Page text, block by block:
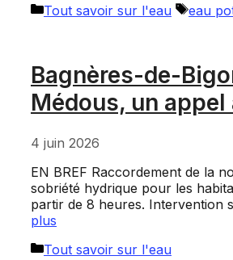
Catégories
Tout savoir sur l'eau eau
Bagnères-de-
Médous, un
4 juin 2026
EN BREF Raccordement de la
sobriété hydrique pour les
partir de 8 heures. Intervention
plus
Catégories
Tout savoir sur l'eau